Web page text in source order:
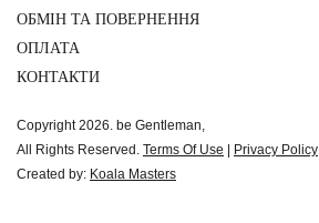
Copyright 2026. be Gentleman,
All Rights Reserved. Terms Of Use | Privacy Policy
Created by: Koala Masters
ОБМІН ТА ПОВЕРНЕННЯ
ОПЛАТА
КОНТАКТИ